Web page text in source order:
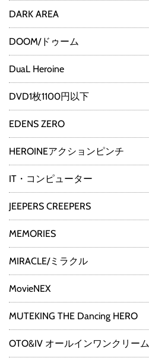
DARK AREA
DOOM/ドゥーム
DuaL Heroine
DVD1枚1100円以下
EDENS ZERO
HEROINEアクションピンチ
IT・コンピューター
JEEPERS CREEPERS
MEMORIES
MIRACLE/ミラクル
MovieNEX
MUTEKING THE Dancing HERO
OTO&IV オールインワンクリーム